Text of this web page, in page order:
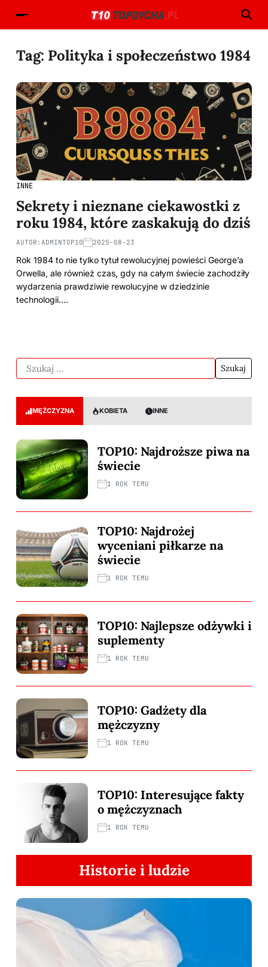
Tag: Polityka i społeczeństwo 1984
INNE
Sekrety i nieznane ciekawostki z
roku 1984, które zaskakują do dziś
AUTOR: ADMINTOP10 2025-08-23
Rok 1984 to nie tylko tytuł rewolucyjnej powieści George’a
Orwella, ale również czas, gdy na całym świecie zachodziły
wydarzenia prawdziwie rewolucyjne w dziedzinie
technologii.…
MĘŻCZYZNA KOBIETA INNE
TOP10: Najdroższe piwa na
świecie
1 ROK TEMU
TOP10: Najdrożej
wyceniani piłkarze na
świecie
1 ROK TEMU
TOP10: Najlepsze odżywki i
suplementy
1 ROK TEMU
TOP10: Gadżety dla
mężczyzny
1 ROK TEMU
TOP10: Interesujące fakty
o mężczyznach
1 ROK TEMU
Historie i ludzie